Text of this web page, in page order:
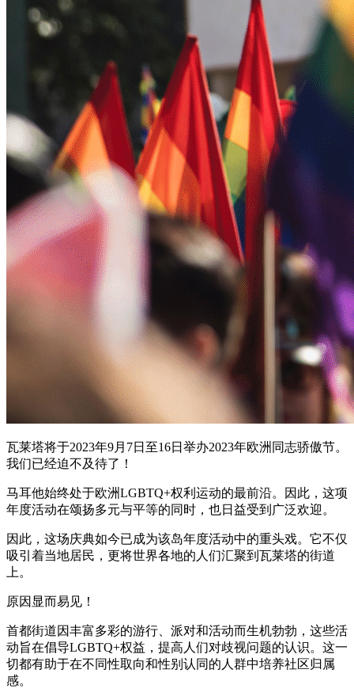
瓦莱塔将于2023年9月7日至16日举办2023年欧洲同志骄傲节。
我们已经迫不及待了！
马耳他始终处于欧洲LGBTQ+权利运动的最前沿。因此，这项
年度活动在颂扬多元与平等的同时，也日益受到广泛欢迎。
因此，这场庆典如今已成为该岛年度活动中的重头戏。它不仅
吸引着当地居民，更将世界各地的人们汇聚到瓦莱塔的街道
上。
原因显而易见！
首都街道因丰富多彩的游行、派对和活动而生机勃勃，这些活
动旨在倡导LGBTQ+权益，提高人们对歧视问题的认识。这一
切都有助于在不同性取向和性别认同的人群中培养社区归属
感。